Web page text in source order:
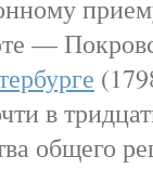
—
в
общего